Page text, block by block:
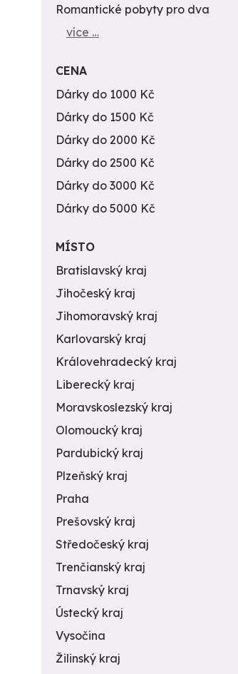
Romantické pobyty pro dva
více …
CENA
Dárky do 1000 Kč
Dárky do 1500 Kč
Dárky do 2000 Kč
Dárky do 2500 Kč
Dárky do 3000 Kč
Dárky do 5000 Kč
MÍSTO
Bratislavský kraj
Jihočeský kraj
Jihomoravský kraj
Karlovarský kraj
Královehradecký kraj
Liberecký kraj
Moravskoslezský kraj
Olomoucký kraj
Pardubický kraj
Plzeňský kraj
Praha
Prešovský kraj
Středočeský kraj
Trenčianský kraj
Trnavský kraj
Ústecký kraj
Vysočina
Žilinský kraj